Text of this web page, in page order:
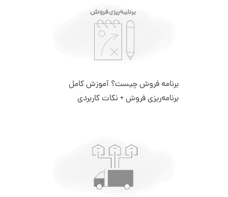
برنامه فروش چیست؟ آموزش کامل
برنامه‌ریزی فروش + نکات کاربردی